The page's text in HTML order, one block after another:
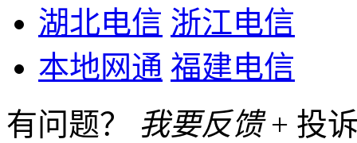
湖北电信 浙江电信
本地网通 福建电信
有问题？ 我要反馈+ 投